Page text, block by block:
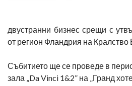
двустранни бизнес срещи с
от регион Фландрия на Кралство
Събитието ще се проведе в
зала „Da Vinci 1&2” на „Гранд